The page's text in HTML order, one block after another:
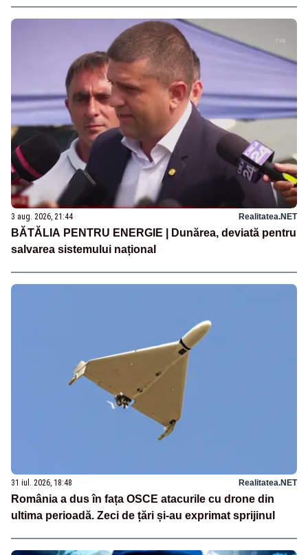
3 aug. 2026, 21:44 Realitatea.NET
BĂTĂLIA PENTRU ENERGIE | Dunărea, deviată pentru
salvarea sistemului național
31 iul. 2026, 18:48 Realitatea.NET
România a dus în fața OSCE atacurile cu drone din
ultima perioadă. Zeci de țări și-au exprimat sprijinul